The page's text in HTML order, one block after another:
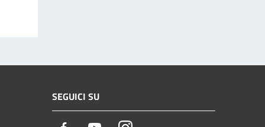
SEGUICI SU